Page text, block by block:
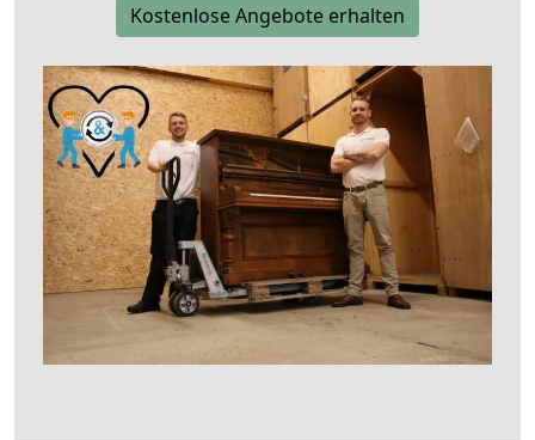
Kostenlose Angebote erhalten